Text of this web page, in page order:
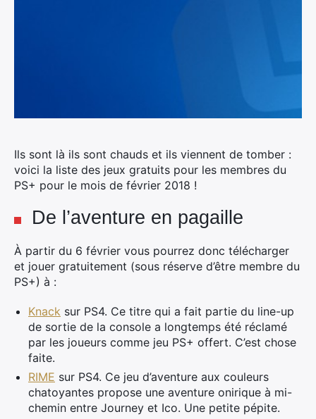
Ils sont là ils sont chauds et ils viennent de tomber :
voici la liste des jeux gratuits pour les membres du
PS+ pour le mois de février 2018 !
De l’aventure en pagaille
À partir du 6 février vous pourrez donc télécharger
et jouer gratuitement (sous réserve d’être membre du
PS+) à :
Knack sur PS4. Ce titre qui a fait partie du line-up
de sortie de la console a longtemps été réclamé
par les joueurs comme jeu PS+ offert. C’est chose
faite.
RIME sur PS4. Ce jeu d’aventure aux couleurs
chatoyantes propose une aventure onirique à mi-
chemin entre Journey et Ico. Une petite pépite.